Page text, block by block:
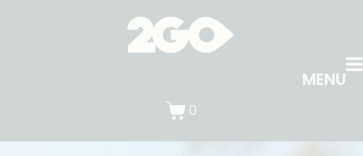
MENU
0